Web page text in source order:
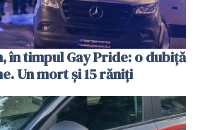
în timpul Gay Pride: o dubiță
Un mort și 15 răniți